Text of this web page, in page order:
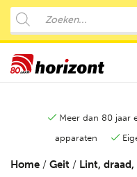
Meer dan 80 jaar
apparaten
Home / Geit / Lint,